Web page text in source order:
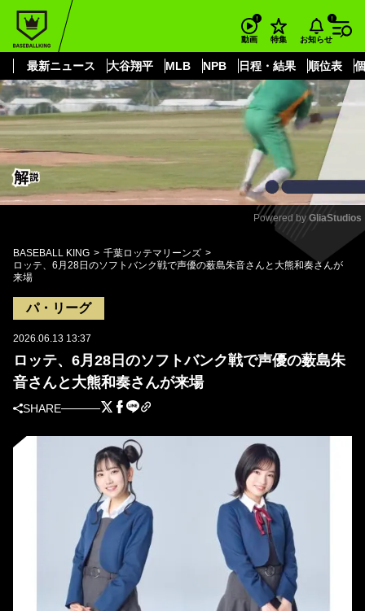
動画 特集 お知らせ
最新ニュース 大谷翔平 MLB NPB 日程・結果 順位表
もっと見る
Mute
Powered by GliaStudios
BASEBALL KING
千葉ロッテマリーンズ
ロッテ、6月28日のソフトバンク戦で声優の薮島朱音さんと大熊和奏さんが
来場
パ・リーグ
2026.06.13 13:37
ロッテ、6月28日のソフトバンク戦で声優の薮島朱
音さんと大熊和奏さんが来場
SHARE